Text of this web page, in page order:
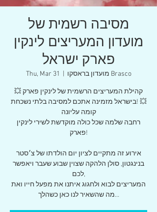
מסיבה רשמית של
מועדון המעריצים לינקין
פארק ישראל
Thu, Mar 31 ‎מועדון בראסקו Brasco‎
💥 קהילת המעריצים הרשמית של לינקין פארק
בישראל מזמינה אתכם למסיבה בלתי נשכחת! 💥
קומה עליונה
רחבה שלמה שכל כולה מוקדשת לשירי לינקין
פארק!
אירוע זה מתקיים לציון יום הולדתו של צ׳סטר
בנינגטון, סולן הלהקה שצוין שבוע שעבר ויאפשר
לכם,
המעריצים לבוא ולחגוג איתנו את מפעל חייו ואת
מה שהשאיר לנו כאן כשהלך…